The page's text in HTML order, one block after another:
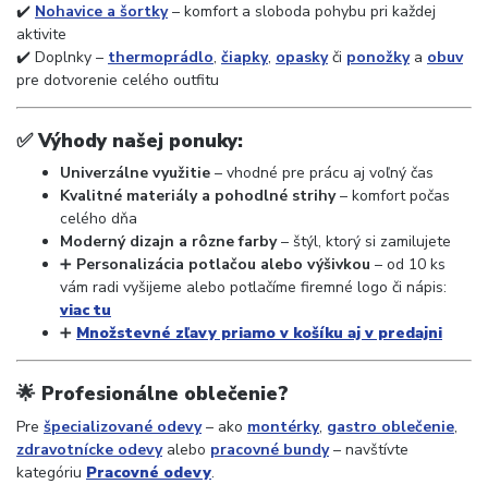
✔️ Nohavice a šortky– komfort a sloboda pohybu pri každej
aktivite
✔️ Doplnky – thermoprádlo, čiapky, opaskyči ponožkya obuv
pre dotvorenie celého outfitu
✅Výhody našej ponuky:
Univerzálne využitie – vhodné pre prácu aj voľný čas
Kvalitné materiály a pohodlné strihy– komfort počas
celého dňa
Moderný dizajn a rôzne farby– štýl, ktorý si zamilujete
➕ Personalizácia potlačou alebo výšivkou – od 10 ks
vám radi vyšijeme alebo potlačíme firemné logo či nápis:
viac tu
➕ Množstevné zľavy priamo v košíku aj v predajni
🌟 Profesionálne oblečenie?
Pre špecializované odevy– ako montérky, gastro oblečenie,
zdravotnícke odevyalebo pracovné bundy– navštívte
kategóriu Pracovné odevy.